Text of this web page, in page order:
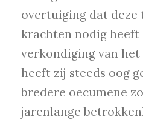
overtuiging dat deze
krachten nodig heeft
verkondiging van het
heeft zij steeds oog
bredere oecumene
jarenlange